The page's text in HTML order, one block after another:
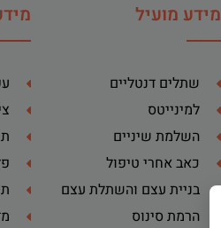
מידע מועיל
שתלים דנטליים
למינייטס
השלמת שיניים
כאב אחרי טיפול
בניית עצם והשתלת עצם
הרמת סינוס